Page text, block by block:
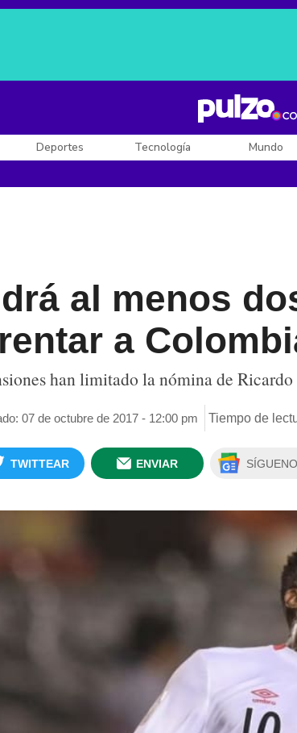
Posesión de De la Espriella
Deportes Tecnología Mundo
al menos
a
han limitado la nómina de Ricardo
07 de octubre de 2017 - 12:00 pm Tiempo de
TWITTEAR ENVIAR